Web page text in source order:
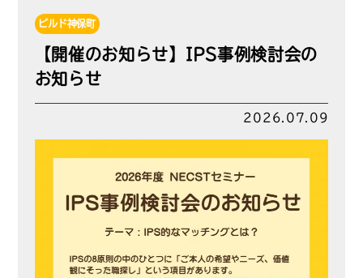
ビルド神保町
【開催のお知らせ】IPS事例検討会の
お知らせ
2026.07.09